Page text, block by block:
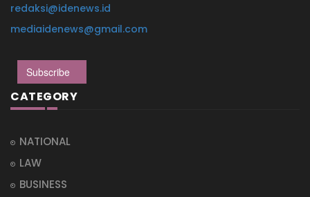
redaksi@idenews.id
mediaidenews@gmail.com
Subscribe
CATEGORY
NATIONAL
LAW
BUSINESS